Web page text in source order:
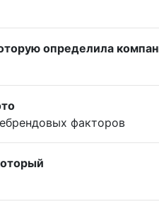
определила
факторов